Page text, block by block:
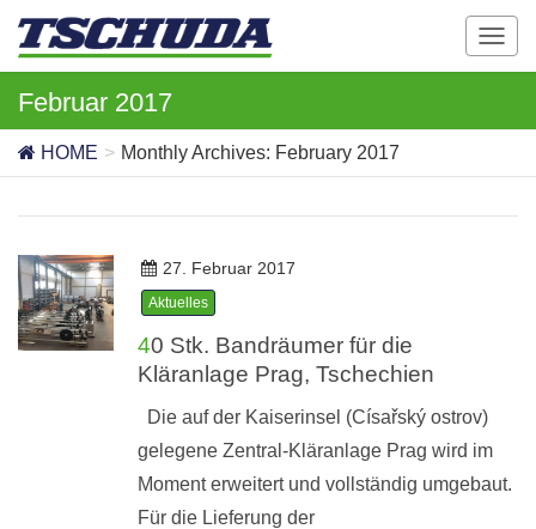
T
a
Februar 2017
HOME Monthly Archives: February 2017
27. Februar 2017
Aktuelles
40 Stk. Bandräumer für die
Kläranlage Prag, Tschechien
Die auf der Kaiserinsel (Císařský ostrov)
gelegene Zentral-Kläranlage Prag wird im
Moment erweitert und vollständig umgebaut.
Für die Lieferung der